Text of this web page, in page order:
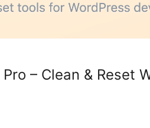
– Clean & Reset